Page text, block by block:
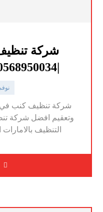
شركة
وتعقيم افضل شركة
التنظيف